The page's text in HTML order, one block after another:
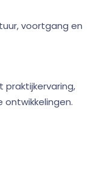
voortgang en
ontwikkelingen.